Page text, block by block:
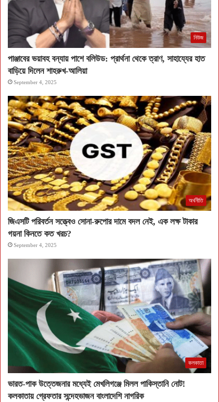
নিউজ
পাঞ্জাবের ভয়াবহ বন্যায় পাশে বলিউড: প্রার্থনা থেকে ত্রাণ, সাহায্যের হাত
বাড়িয়ে দিলেন শাহরুখ-আলিয়া
September 4, 2025
অর্থনীতি
জিএসটি পরিবর্তন সত্ত্বেও সোনা-রুপোর দামে বদল নেই, এক লক্ষ টাকার
গয়না কিনতে কত খরচ?
September 4, 2025
কলকাতা
ভারত-পাক উত্তেজনার মধ্যেই মেখলিগঞ্জে মিলল পাকিস্তানি নোট!
কলকাতায় গ্রেফতার সন্দেহভাজন বাংলাদেশি নাগরিক